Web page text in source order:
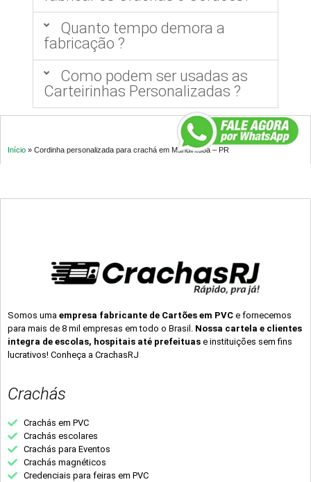
Quanto tempo demora a
fabricação ?
Como podem ser usadas as
Carteirinhas Personalizadas ?
Início » Cordinha personalizada para crachá em Mandirituba – PR
Somos uma empresa fabricante de Cartões em PVC e fornecemos
para mais de 8 mil empresas em todo o Brasil. Nossa cartela e clientes
integra de escolas, hospitais até prefeituas e instituições sem fins
lucrativos! Conheça a CrachasRJ
Crachás
Crachás em PVC
Crachás escolares
Crachás para Eventos
Crachás magnéticos
Credenciais para feiras em PVC